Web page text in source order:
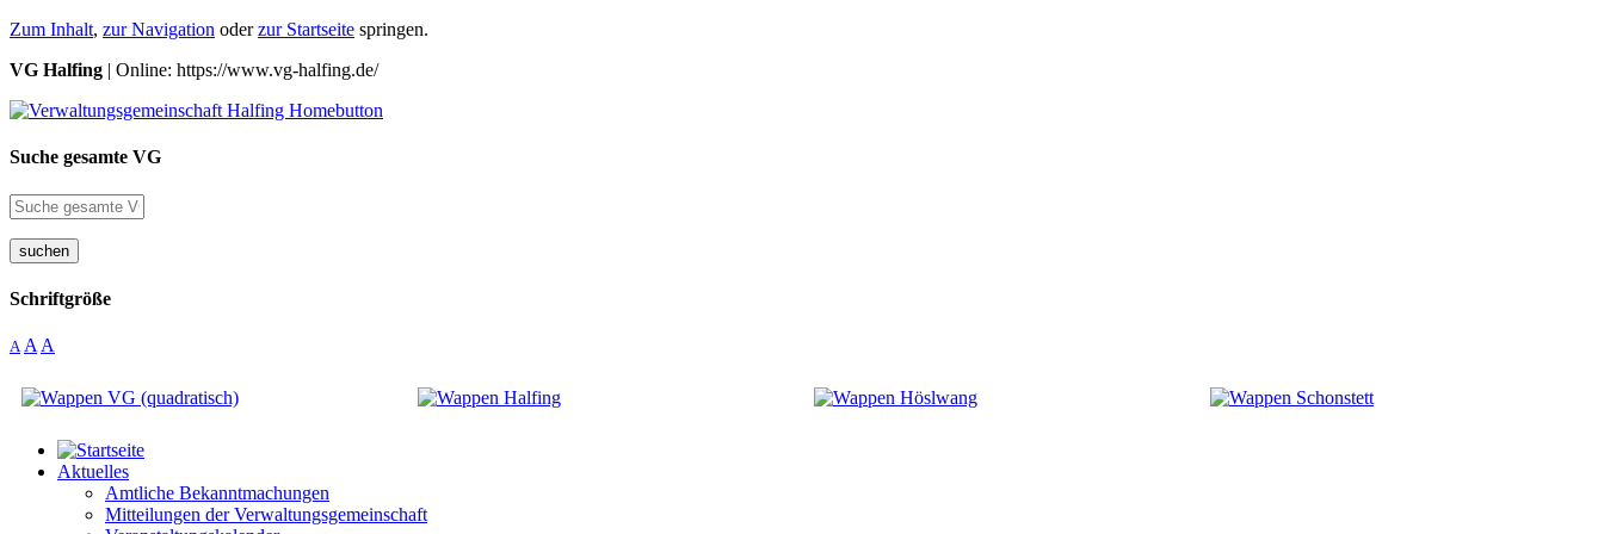
Zum Inhalt, zur Navigation oderzur Startseite springen.
VG Halfing | Online: https://www.vg-halfing.de/
Suche gesamte VG
suchen
Schriftgröße
A A A
Aktuelles
Amtliche Bekanntmachungen
Mitteilungen der Verwaltungsgemeinschaft